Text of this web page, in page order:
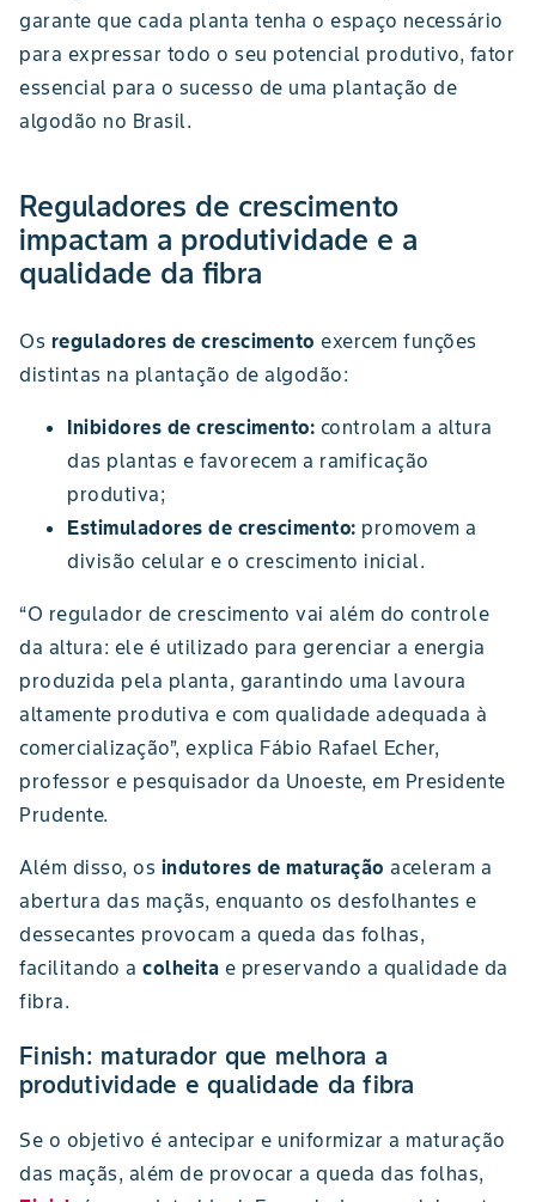
garante que cada planta tenha o espaço necessário
para expressar todo o seu potencial produtivo, fator
essencial para o sucesso de uma plantação de
algodão no Brasil.
Reguladores de crescimento
impactam a produtividade e a
qualidade da fibra
Os reguladores de crescimento exercem funções
distintas na plantação de algodão:
Inibidores de crescimento: controlam a altura
das plantas e favorecem a ramificação
produtiva;
Estimuladores de crescimento: promovem a
divisão celular e o crescimento inicial.
“O regulador de crescimento vai além do controle
da altura: ele é utilizado para gerenciar a energia
produzida pela planta, garantindo uma lavoura
altamente produtiva e com qualidade adequada à
comercialização”, explica Fábio Rafael Echer,
professor e pesquisador da Unoeste, em Presidente
Prudente.
Além disso, os indutores de maturação aceleram a
abertura das maçãs, enquanto os desfolhantes e
dessecantes provocam a queda das folhas,
facilitando a colheita e preservando a qualidade da
fibra.
Finish: maturador que melhora a
produtividade e qualidade da fibra
Se o objetivo é antecipar e uniformizar a maturação
das maçãs, além de provocar a queda das folhas,